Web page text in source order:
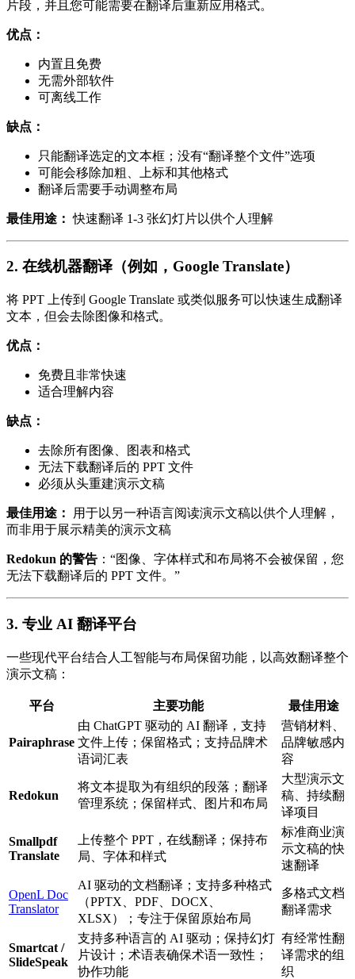
片段，并且您可能需要在翻译后重新应用格式。
优点：
内置且免费
无需外部软件
可离线工作
缺点：
只能翻译选定的文本框；没有“翻译整个文件”选项
可能会移除加粗、上标和其他格式
翻译后需要手动调整布局
最佳用途： 快速翻译 1-3 张幻灯片以供个人理解
2. 在线机器翻译（例如，Google Translate）
将 PPT 上传到 Google Translate 或类似服务可以快速生成翻译
文本，但会去除图像和格式。
优点：
免费且非常快速
适合理解内容
缺点：
去除所有图像、图表和格式
无法下载翻译后的 PPT 文件
必须从头重建演示文稿
最佳用途：
用于以另一种语言阅读演示文稿以供个人理解，
而非用于展示精美的演示文稿
Redokun 的警告 ：“图像、字体样式和布局将不会被保留，您
无法下载翻译后的 PPT 文件。”
3. 专业 AI 翻译平台
一些现代平台结合人工智能与布局保留功能，以高效翻译整个
演示文稿：
平台 主要功能 最佳用途
Pairaphrase
由 ChatGPT 驱动的 AI 翻译，支持
文件上传；保留格式；支持品牌术
语词汇表
营销材料、
品牌敏感内
容
Redokun
将文本提取为有组织的段落；翻译
管理系统；保留样式、图片和布局
大型演示文
稿、持续翻
译项目
Smallpdf
Translate
上传整个 PPT，在线翻译；保持布
局、字体和样式
标准商业演
示文稿的快
速翻译
OpenL Doc
Translator
AI 驱动的文档翻译；支持多种格式
（PPTX、PDF、DOCX、
XLSX）；专注于保留原始布局
多格式文档
翻译需求
Smartcat /
SlideSpeak
支持多种语言的 AI 驱动；保持幻灯
片设计；术语表确保术语一致性；
协作功能
有经常性翻
译需求的组
织